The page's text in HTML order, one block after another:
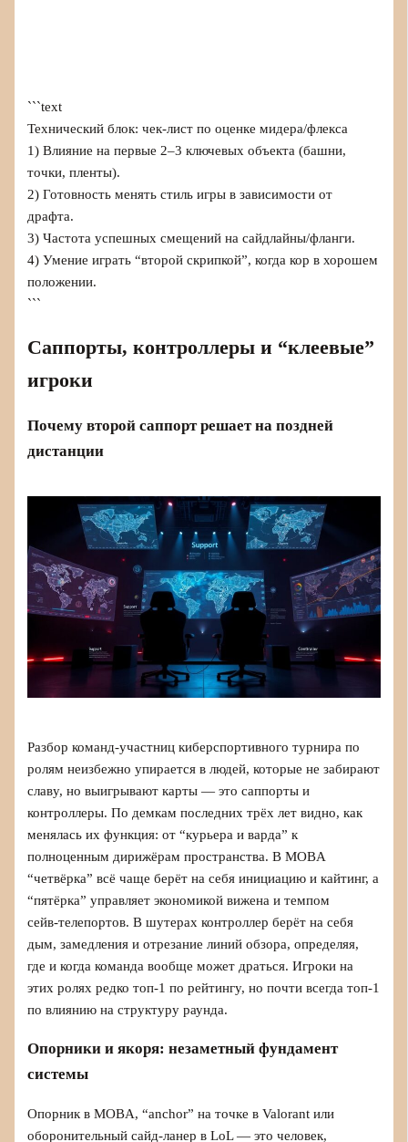
```text
Технический блок: чек-лист по оценке мидера/флекса
1) Влияние на первые 2–3 ключевых объекта (башни,
точки, пленты).
2) Готовность менять стиль игры в зависимости от
драфта.
3) Частота успешных смещений на сайдлайны/фланги.
4) Умение играть “второй скрипкой”, когда кор в хорошем
положении.
```
Саппорты, контроллеры и “клеевые”
игроки
Почему второй саппорт решает на поздней
дистанции
Разбор команд-участниц киберспортивного турнира по
ролям неизбежно упирается в людей, которые не забирают
славу, но выигрывают карты — это саппорты и
контроллеры. По демкам последних трёх лет видно, как
менялась их функция: от “курьера и варда” к
полноценным дирижёрам пространства. В MOBA
“четвёрка” всё чаще берёт на себя инициацию и кайтинг, а
“пятёрка” управляет экономикой вижена и темпом
сейв‑телепортов. В шутерах контроллер берёт на себя
дым, замедления и отрезание линий обзора, определяя,
где и когда команда вообще может драться. Игроки на
этих ролях редко топ‑1 по рейтингу, но почти всегда топ‑1
по влиянию на структуру раунда.
Опорники и якоря: незаметный фундамент
системы
Опорник в MOBA, “anchor” на точке в Valorant или
оборонительный сайд‑ланер в LoL — это человек,